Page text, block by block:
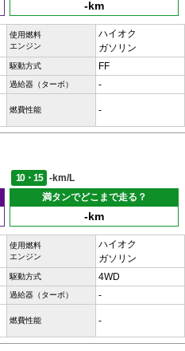
-km
使用燃料
エンジン
ハイオク
ガソリン
駆動方式 FF
過給器（ターボ） -
燃費性能 -
10・15
-km/L
満タンでどこまで走る？
-km
使用燃料
エンジン
ハイオク
ガソリン
駆動方式 4WD
過給器（ターボ） -
燃費性能 -